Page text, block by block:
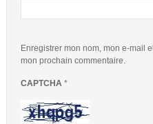
Enregistrer mon nom, mon e-mail
mon prochain commentaire.
CAPTCHA *